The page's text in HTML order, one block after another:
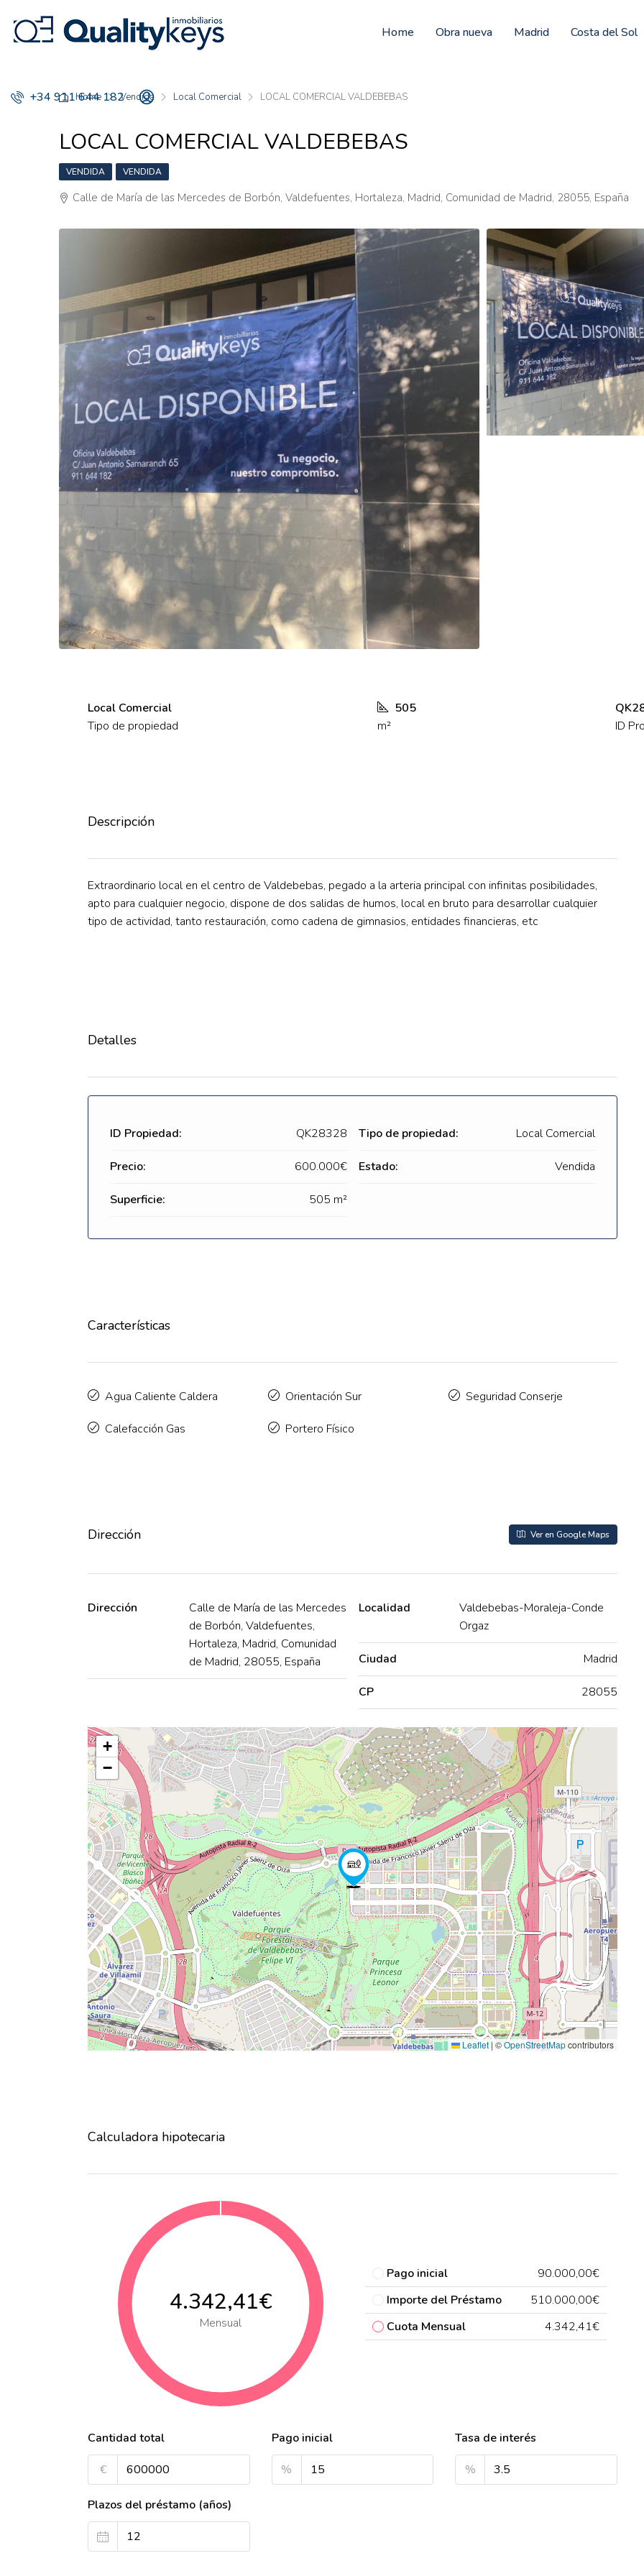
Home Obra nueva Madrid Costa del Sol
+34 911 644 182
Home Vendida Local Comercial LOCAL COMERCIAL VALDEBEBAS
LOCAL COMERCIAL VALDEBEBAS
VENDIDA VENDIDA
Calle de María de las Mercedes de Borbón, Valdefuentes, Hortaleza, Madrid, Comunidad de Madrid, 28055, España
Local Comercial
Tipo de propiedad
505
m²
ID
Descripción
Extraordinario local en el centro de Valdebebas, pegado a la arteria principal con infinitas posibilidades,
apto para cualquier negocio, dispone de dos salidas de humos, local en bruto para desarrollar cualquier
tipo de actividad, tanto restauración, como cadena de gimnasios, entidades financieras, etc
Detalles
ID Propiedad: QK28328
Precio: 600.000€
Superficie: 505 m²
Tipo de propiedad: Local Comercial
Estado: Vendida
Características
Agua Caliente Caldera
Calefacción Gas
Orientación Sur
Portero Físico
Seguridad Conserje
Dirección Ver en Google Maps
Dirección
Calle de María de las Mercedes
de Borbón, Valdefuentes,
Hortaleza, Madrid, Comunidad
de Madrid, 28055, España
Localidad
Valdebebas-Moraleja-Conde
Orgaz
Ciudad Madrid
CP 28055
+
−
Leaflet | ©OpenStreetMapcontributors
Calculadora hipotecaria
4.342,41€
Mensual
Pago inicial
90.000,00€
Importe del Préstamo
510.000,00€
Cuota Mensual
4.342,41€
Cantidad total
€
Pago inicial
%
Tasa de interés
%
Plazos del préstamo (años)